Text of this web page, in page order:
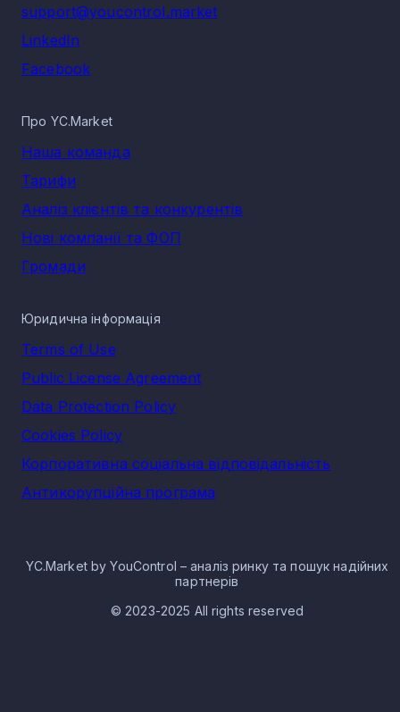
support@youcontrol.market
LinkedIn
Facebook
Про YC.Market
Наша команда
Тарифи
Аналіз клієнтів та конкурентів
Нові компанії та ФОП
Громади
Юридична інформація
Terms of Use
Public License Agreement
Data Protection Policy
Cookies Policy
Корпоративна соціальна відповідальність
Антикорупційна програма
YC.Market by YouControl – аналіз ринку та пошук надійних
партнерів
© 2023-2025 All rights reserved